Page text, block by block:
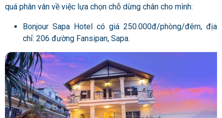
quá phân vân về việc lựa chọn chỗ dừng chân cho mình:
Bonjour Sapa Hotel có giá 250.000đ/phòng/đêm, địa
chỉ: 206 đường Fansipan, Sapa.